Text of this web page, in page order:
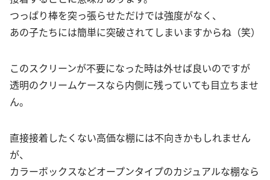
つっぱり棒を突っ張らせただけでは強度がなく、
あの子たちには簡単に突破されてしまいますからね（笑）
このスクリーンが不要になった時は外せば良いのですが
透明のクリームケースなら内側に残っていても目立ちませ
ん。
直接接着したくない高価な棚には不向きかもしれません
が、
カラーボックスなどオープンタイプのカジュアルな棚なら